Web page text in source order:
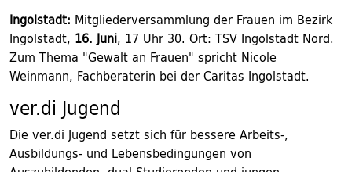
Ingolstadt: Mitgliederversammlung der Frauen im Bezirk
Ingolstadt, 16. Juni, 17 Uhr 30. Ort: TSV Ingolstadt Nord.
Zum Thema "Gewalt an Frauen" spricht Nicole
Weinmann, Fachberaterin bei der Caritas Ingolstadt.
ver.di Jugend
Die ver.di Jugend setzt sich für bessere Arbeits-,
Ausbildungs- und Lebensbedingungen von